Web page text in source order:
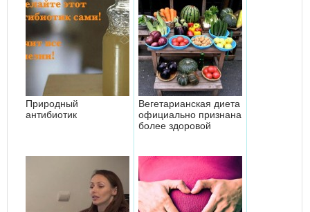
Природный
антибиотик
Вегетарианская диета
официально признана
более здоровой